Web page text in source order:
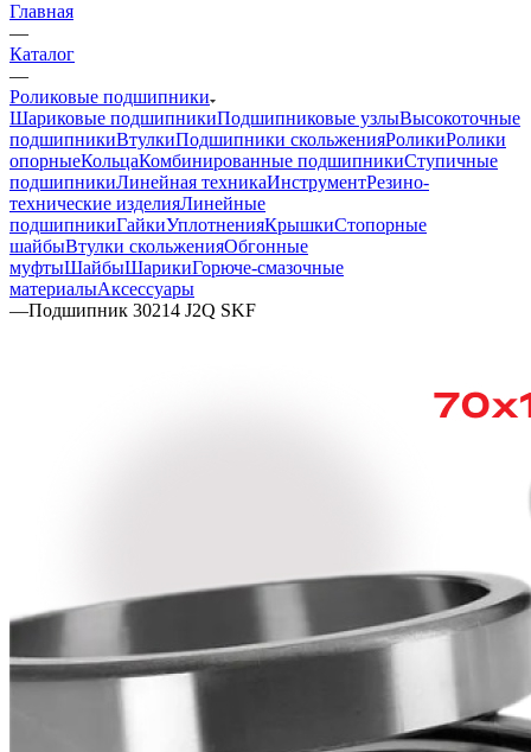
Главная
—
Каталог
—
Роликовые подшипники
Шариковые подшипникиПодшипниковые узлыВысокоточные
подшипникиВтулкиПодшипники скольженияРоликиРолики
опорныеКольцаКомбинированные подшипникиСтупичные
подшипникиЛинейная техникаИнструментРезино-
технические изделияЛинейные
подшипникиГайкиУплотненияКрышкиСтопорные
шайбыВтулки скольженияОбгонные
муфтыШайбыШарикиГорюче-смазочные
материалыАксессуары
—Подшипник 30214 J2Q SKF